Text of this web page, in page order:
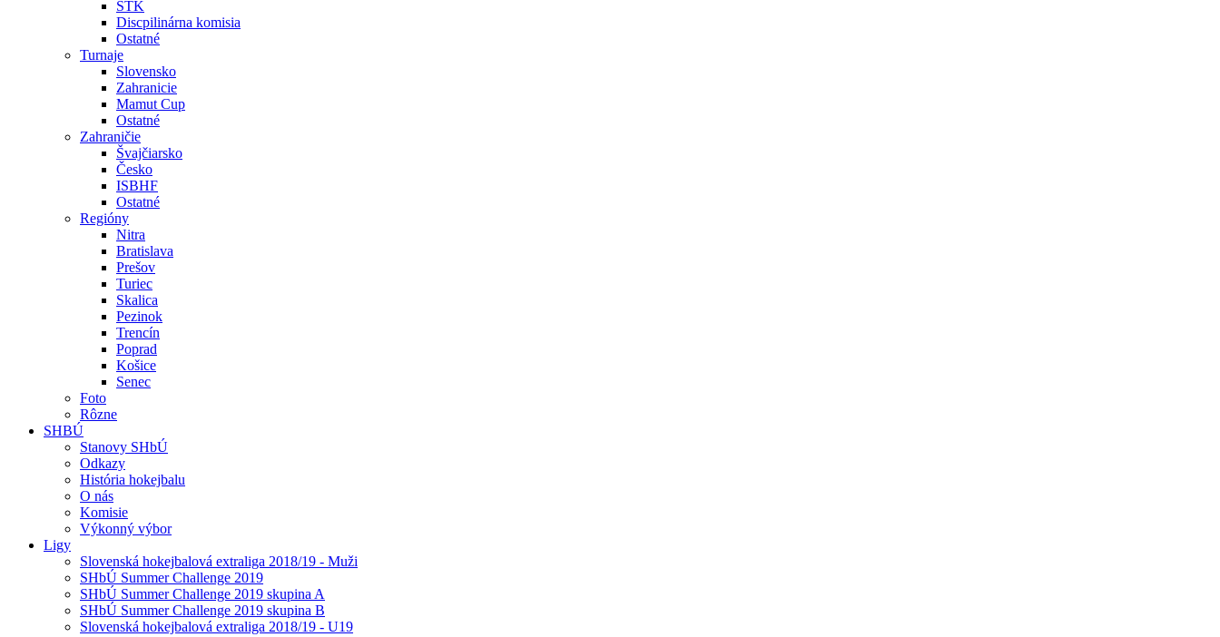
ŠTK
Discpilinárna komisia
Ostatné
Turnaje
Slovensko
Zahranicie
Mamut Cup
Ostatné
Zahraničie
Švajčiarsko
Česko
ISBHF
Ostatné
Regióny
Nitra
Bratislava
Prešov
Turiec
Skalica
Pezinok
Trencín
Poprad
Košice
Senec
Foto
Rôzne
SHBÚ
Stanovy SHbÚ
Odkazy
História hokejbalu
O nás
Komisie
Výkonný výbor
Ligy
Slovenská hokejbalová extraliga 2018/19 - Muži
SHbÚ Summer Challenge 2019
SHbÚ Summer Challenge 2019 skupina A
SHbÚ Summer Challenge 2019 skupina B
Slovenská hokejbalová extraliga 2018/19 - U19